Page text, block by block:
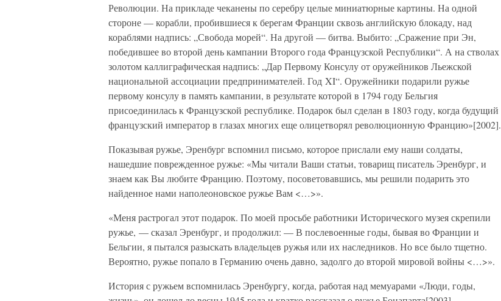
Революции. На прикладе чеканены по серебру целые миниатюрные картины. На одной
стороне — корабли, пробившиеся к берегам Франции сквозь английскую блокаду, над
кораблями надпись: „Свобода морей“. На другой — битва. Выбито: „Сражение при Эн,
победившее во второй день кампании Второго года Французской Республики“. А на стволах
золотом каллиграфическая надпись: „Дар Первому Консулу от оружейников Льежской
национальной ассоциации предпринимателей. Год XI“. Оружейники подарили ружье
первому консулу в память кампании, в результате которой в 1794 году Бельгия
присоединилась к Французской республике. Подарок был сделан в 1803 году, когда будущий
французский император в глазах многих еще олицетворял революционную Францию»[2002].
Показывая ружье, Эренбург вспомнил письмо, которое прислали ему наши солдаты,
нашедшие поврежденное ружье: «Мы читали Ваши статьи, товарищ писатель Эренбург, и
знаем как Вы любите Францию. Поэтому, посоветовавшись, мы решили подарить это
найденное нами наполеоновское ружье Вам <…>».
«Меня растрогал этот подарок. По моей просьбе работники Исторического музея скрепили
ружье, — сказал Эренбург, и продолжил: — В послевоенные годы, бывая во Франции и
Бельгии, я пытался разыскать владельцев ружья или их наследников. Но все было тщетно.
Вероятно, ружье попало в Германию очень давно, задолго до второй мировой войны <…>».
История с ружьем вспомнилась Эренбургу, когда, работая над мемуарами «Люди, годы,